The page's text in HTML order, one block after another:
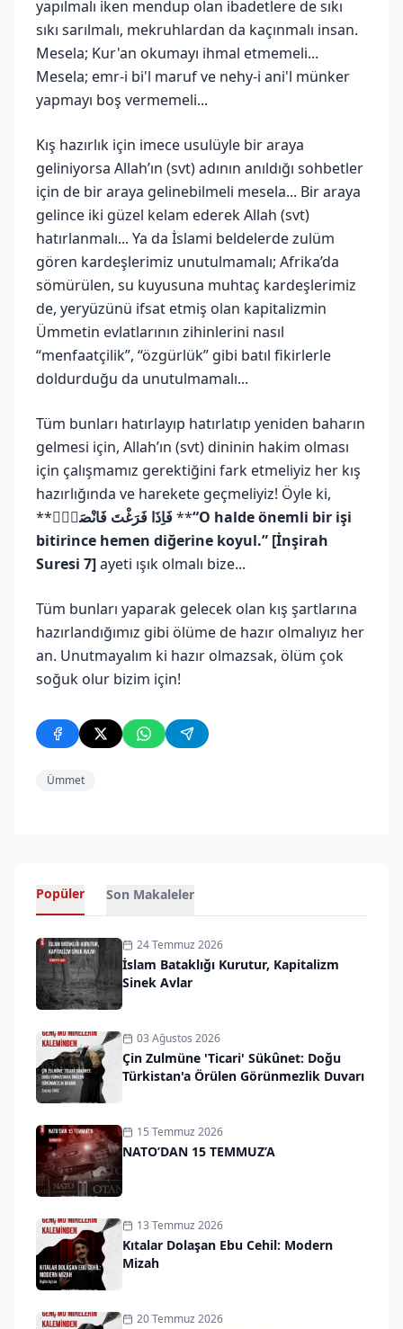
yapılmalı iken mendup olan ibadetlere de sıkı
sıkı sarılmalı, mekruhlardan da kaçınmalı insan.
Mesela; Kur'an okumayı ihmal etmemeli...
Mesela; emr-i bi'l maruf ve nehy-i ani'l münker
yapmayı boş vermemeli...
Kış hazırlık için imece usulüyle bir araya
geliniyorsa Allah’ın (svt) adının anıldığı sohbetler
için de bir araya gelinebilmeli mesela... Bir araya
gelince iki güzel kelam ederek Allah (svt)
hatırlanmalı... Ya da İslami beldelerde zulüm
gören kardeşlerimiz unutulmamalı; Afrika’da
sömürülen, su kuyusuna muhtaç kardeşlerimiz
de, yeryüzünü ifsat etmiş olan kapitalizmin
Ümmetin evlatlarının zihinlerini nasıl
“menfaatçilik”, “özgürlük” gibi batıl fikirlerle
doldurduğu da unutulmamalı...
Tüm bunları hatırlayıp hatırlatıp yeniden baharın
gelmesi için, Allah’ın (svt) dininin hakim olması
için çalışmamız gerektiğini fark etmeliyiz her kış
hazırlığında ve harekete geçmeliyiz! Öyle ki,
**فَاِذَا فَرَغْتَ فَانْصَبْۙ**“O halde önemli bir işi
bitirince hemen diğerine koyul.” [İnşirah
Suresi 7]ayeti ışık olmalı bize...
Tüm bunları yaparak gelecek olan kış şartlarına
hazırlandığımız gibi ölüme de hazır olmalıyız her
an. Unutmayalım ki hazır olmazsak, ölüm çok
soğuk olur bizim için!
Ümmet
Popüler Son Makaleler
24 Temmuz 2026
İslam Bataklığı Kurutur, Kapitalizm
Sinek Avlar
03 Ağustos 2026
Çin Zulmüne 'Ticari' Sükûnet: Doğu
Türkistan'a Örülen Görünmezlik Duvarı
15 Temmuz 2026
NATO’DAN 15 TEMMUZ’A
13 Temmuz 2026
Kıtalar Dolaşan Ebu Cehil: Modern
Mizah
20 Temmuz 2026